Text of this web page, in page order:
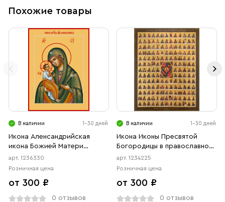
Похожие товары
В наличии 1-30 дней
Икона Аленсандрийская
икона Божией Матери
(АРТ.06330)
арт. 1236330
Розничная цена
от 300 ₽
0 отзывов
В наличии 1-30 дней
Икона Иконы Пресвятой
Богородицы в православной
церквии прославляемые
(АРТ.04225)
арт. 1234225
Розничная цена
от 300 ₽
0 отзывов